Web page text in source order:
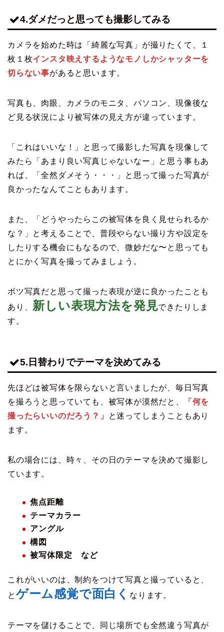
4.ダメだっと思っても撮影してみる
カメラを始めた時は「綺麗な写真」が撮りたくて、１
枚１枚インスタ映えするようなモノしかシャッターを
切らない事があると思います。
写真も、肉眼、カメラのモニタ、パソコン、現像後な
ど見る状況により被写体の見え方が違っています。
「これはいいな！」と思って撮影した写真を現像して
みたら「あまり良い写真じゃないなー」と思う事もあ
れば、「全然ダメそう・・・」と思って撮った写真が
良かったなんてこともあります。
また、「どうやったらこの被写体を良く見せられるか
な？」と考えることで、普段やらない撮り方や設定を
したりする機会にもなるので、微妙だな〜と思っても
とにかく写真を撮ってみましょう。
ボツ写真だと思って撮った表現が逆に良かったことも
あり、 新しい表現方法を発見できたりしま
す。
5.日替わりでテーマを決めてみる
先ほどは被写体を限らないと言いましたが、毎日写真
を撮ろうと思っていても、被写体が漠然だと、
「何を
撮ったらいいのだろう？」
と迷ってしまうこともあり
ます。
私の場合には、時々、その日のテーマを決めて撮影し
ています。
焦点距離
テーマカラー
アングル
構図
被写体限定 など
これがいいのは、制約をつけて写真と撮っていると、
と ゲーム感覚で面白く なります。
テーマを儲けることで、同じ場所でも全然違う写真が